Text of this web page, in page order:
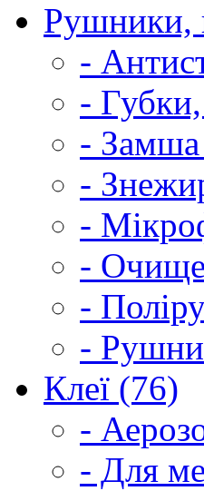
Рушники,
-
-
-
-
-
-
-
-
Клеї (76)
-
- Для